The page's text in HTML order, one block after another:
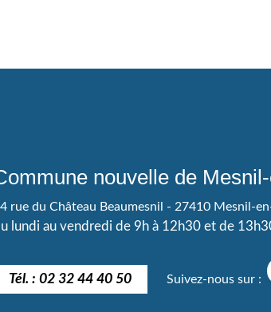
nouvelle de
rue du Château Beaumesnil - 27410 Mesnil-
lundi au vendredi de 9h à 12h30 et de
Tél. : 02 32 44 40 50 Suivez-nous sur :